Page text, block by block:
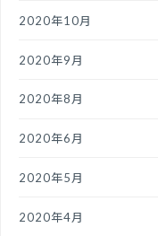
2020年10月
2020年9月
2020年8月
2020年6月
2020年5月
2020年4月